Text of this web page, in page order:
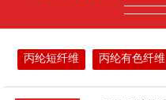
丙纶短纤维 丙纶有色纤维